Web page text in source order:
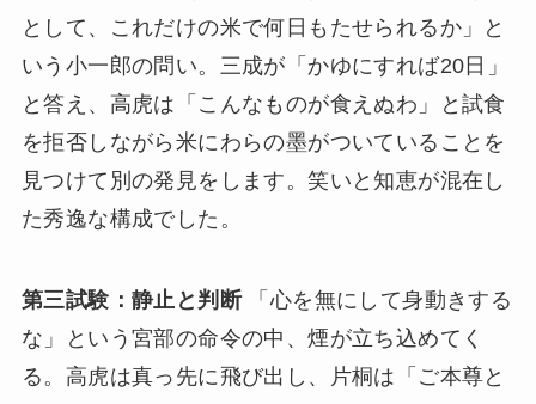
として、これだけの米で何日もたせられるか」と
いう小一郎の問い。三成が「かゆにすれば20日」
と答え、高虎は「こんなものが食えぬわ」と試食
を拒否しながら米にわらの墨がついていることを
見つけて別の発見をします。笑いと知恵が混在し
た秀逸な構成でした。
第三試験：静止と判断「心を無にして身動きする
な」という宮部の命令の中、煙が立ち込めてく
る。高虎は真っ先に飛び出し、片桐は「ご本尊と